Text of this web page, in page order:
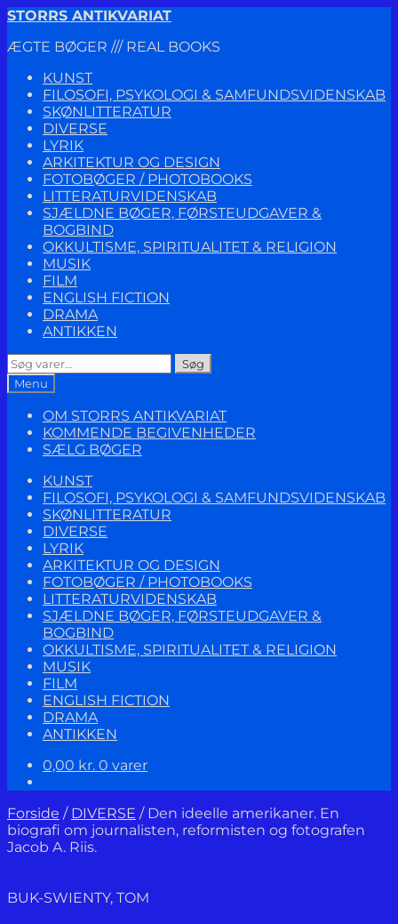
Spring
navigation
Spring
indhold
STORRS ANTIKVARIAT
ÆGTE BØGER /// REAL BOOKS
KUNST
FILOSOFI, PSYKOLOGI & SAMFUNDSVIDENSKAB
SKØNLITTERATUR
DIVERSE
LYRIK
ARKITEKTUR OG DESIGN
FOTOBØGER / PHOTOBOOKS
LITTERATURVIDENSKAB
SJÆLDNE BØGER, FØRSTEUDGAVER &
BOGBIND
OKKULTISME, SPIRITUALITET & RELIGION
MUSIK
FILM
ENGLISH FICTION
DRAMA
ANTIKKEN
Søg
efter:
Søg
Menu
OM STORRS ANTIKVARIAT
KOMMENDE BEGIVENHEDER
SÆLG BØGER
KUNST
FILOSOFI, PSYKOLOGI & SAMFUNDSVIDENSKAB
SKØNLITTERATUR
DIVERSE
LYRIK
ARKITEKTUR OG DESIGN
FOTOBØGER / PHOTOBOOKS
LITTERATURVIDENSKAB
SJÆLDNE BØGER, FØRSTEUDGAVER &
BOGBIND
OKKULTISME, SPIRITUALITET & RELIGION
MUSIK
FILM
ENGLISH FICTION
DRAMA
ANTIKKEN
0,00 kr. 0 varer
Forside / DIVERSE / Den ideelle amerikaner. En
biografi om journalisten, reformisten og fotografen
Jacob A. Riis.
BUK-SWIENTY, TOM